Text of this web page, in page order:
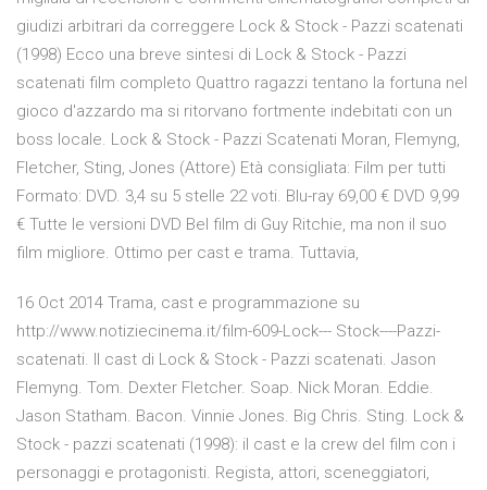
giudizi arbitrari da correggere Lock & Stock - Pazzi scatenati
(1998) Ecco una breve sintesi di Lock & Stock - Pazzi
scatenati film completo Quattro ragazzi tentano la fortuna nel
gioco d'azzardo ma si ritorvano fortmente indebitati con un
boss locale. Lock & Stock - Pazzi Scatenati Moran, Flemyng,
Fletcher, Sting, Jones (Attore) Età consigliata: Film per tutti
Formato: DVD. 3,4 su 5 stelle 22 voti. Blu-ray 69,00 € DVD 9,99
€ Tutte le versioni DVD Bel film di Guy Ritchie, ma non il suo
film migliore. Ottimo per cast e trama. Tuttavia,
16 Oct 2014 Trama, cast e programmazione su
http://www.notiziecinema.it/film-609-Lock--- Stock----Pazzi-
scatenati. Il cast di Lock & Stock - Pazzi scatenati. Jason
Flemyng. Tom. Dexter Fletcher. Soap. Nick Moran. Eddie.
Jason Statham. Bacon. Vinnie Jones. Big Chris. Sting. Lock &
Stock - pazzi scatenati (1998): il cast e la crew del film con i
personaggi e protagonisti. Regista, attori, sceneggiatori,